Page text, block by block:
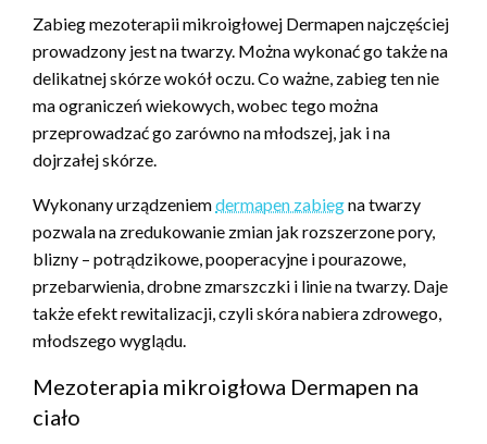
Zabieg mezoterapii mikroigłowej Dermapen najczęściej
prowadzony jest na twarzy. Można wykonać go także na
delikatnej skórze wokół oczu. Co ważne, zabieg ten nie
ma ograniczeń wiekowych, wobec tego można
przeprowadzać go zarówno na młodszej, jak i na
dojrzałej skórze.
Wykonany urządzeniemdermapen zabiegna twarzy
pozwala na zredukowanie zmian jak rozszerzone pory,
blizny – potrądzikowe, pooperacyjne i pourazowe,
przebarwienia, drobne zmarszczki i linie na twarzy. Daje
także efekt rewitalizacji, czyli skóra nabiera zdrowego,
młodszego wyglądu.
Mezoterapia mikroigłowa Dermapen na
ciało